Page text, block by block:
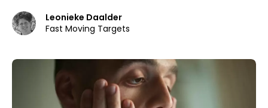
Leonieke Daalder
Fast Moving Targets